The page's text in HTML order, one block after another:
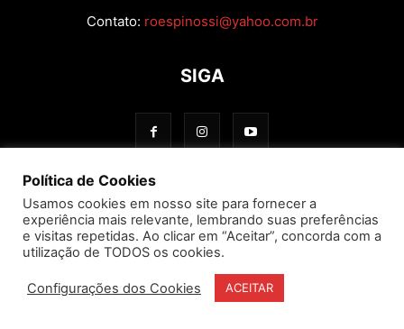
Contato: roespinossi@yahoo.com.br
SIGA
Política de Cookies
Usamos cookies em nosso site para fornecer a
experiência mais relevante, lembrando suas preferências
e visitas repetidas. Ao clicar em “Aceitar”, concorda com a
utilização de TODOS os cookies.
Configurações dos Cookies ACEITAR